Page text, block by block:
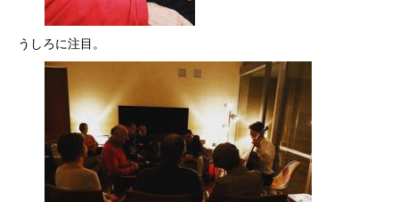
うしろに注目。